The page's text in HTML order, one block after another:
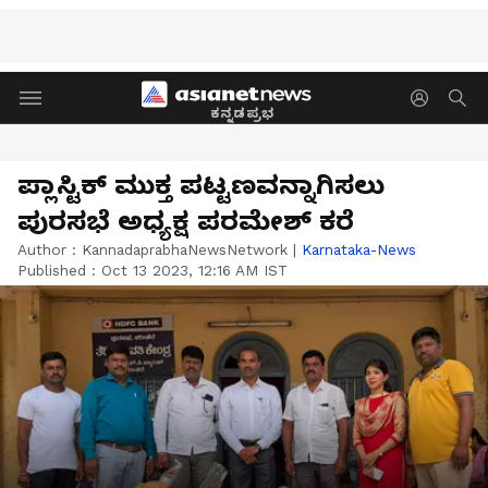
ಕನ್ನಡಪ್ರಭ
ಪ್ಲಾಸ್ಟಿಕ್ ಮುಕ್ತ ಪಟ್ಟಣವನ್ನಾಗಿಸಲು
ಪುರಸಭೆ ಅಧ್ಯಕ್ಷ ಪರಮೇಶ್ ಕರೆ
Author : KannadaprabhaNewsNetwork | Karnataka-News
Published : Oct 13 2023, 12:16 AM IST